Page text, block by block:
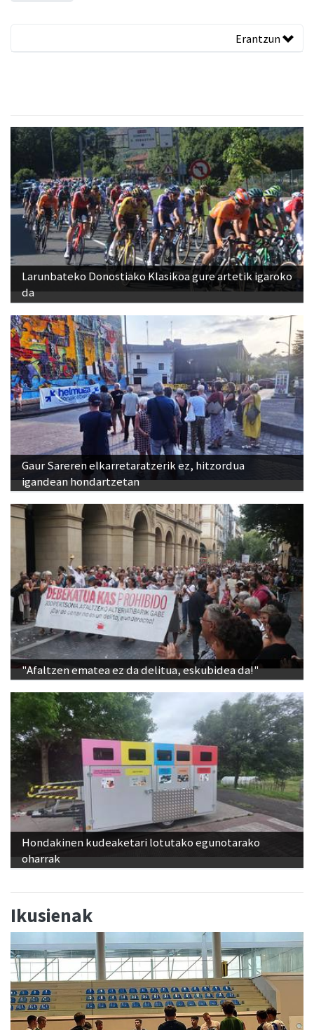
Erantzun
Larunbateko Donostiako Klasikoa gure artetik igaroko
da
Gaur Sareren elkarretaratzerik ez, hitzordua
igandean hondartzetan
"Afaltzen ematea ez da delitua, eskubidea da!"
Hondakinen kudeaketari lotutako egunotarako
oharrak
Ikusienak